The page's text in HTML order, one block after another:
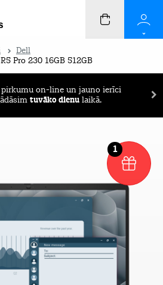
Dell
Pro 230 16GB 512GB
on-line un jauno ierīci
tuvāko dienu laikā.
1